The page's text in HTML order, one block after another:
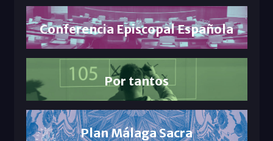
Conferencia Episcopal Española
Por tantos
Plan Málaga Sacra